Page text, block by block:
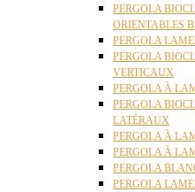
PERGOLA
ORIENTABLES
PERGOLA
PERGOLA
VERTICAUX
PERGOLA À
PERGOLA
LATÉRAUX
PERGOLA À
PERGOLA À
PERGOLA
PERGOLA